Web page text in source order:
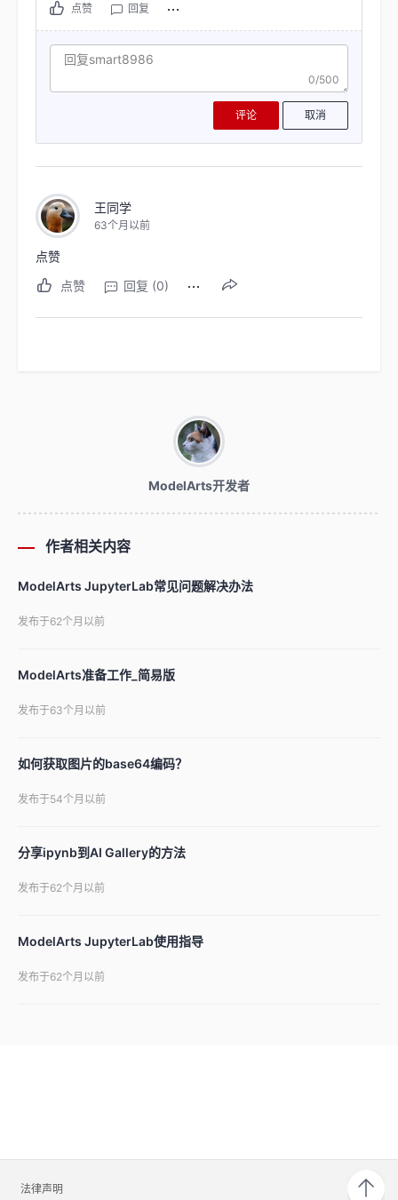
点赞 回复
0/500
评论 取消
王同学
63个月以前
点赞
点赞
回复 (0)
ModelArts开发者
作者相关内容
ModelArts JupyterLab常见问题解决办法
发布于62个月以前
ModelArts准备工作_简易版
发布于63个月以前
如何获取图片的base64编码？
发布于54个月以前
分享ipynb到AI Gallery的方法
发布于62个月以前
ModelArts JupyterLab使用指导
发布于62个月以前
法律声明